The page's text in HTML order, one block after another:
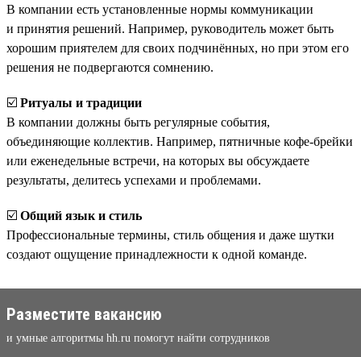
В компании есть установленные нормы коммуникации
и принятия решений. Например, руководитель может быть
хорошим приятелем для своих подчинённых, но при этом его
решения не подвергаются сомнению.
☑️ Ритуалы и традиции
В компании должны быть регулярные события,
объединяющие коллектив. Например, пятничные кофе-брейки
или еженедельные встречи, на которых вы обсуждаете
результаты, делитесь успехами и проблемами.
☑️ Общий язык и стиль
Профессиональные термины, стиль общения и даже шутки
создают ощущение принадлежности к одной команде.
Разместите вакансию
и умные алгоритмы hh.ru помогут найти сотрудников